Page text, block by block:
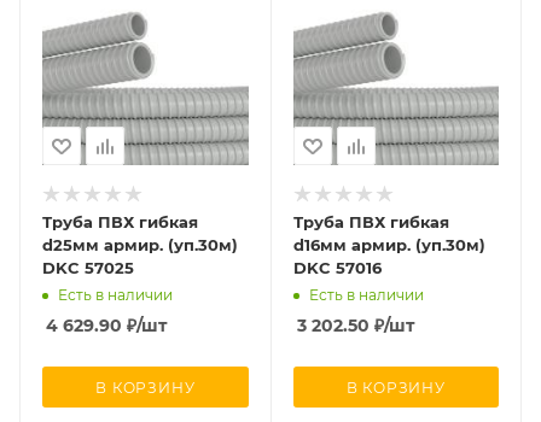
Труба ПВХ гибкая
d25мм армир. (уп.30м)
DKC 57025
Есть в наличии
4 629.90 ₽/шт
В КОРЗИНУ
Труба ПВХ гибкая
d16мм армир. (уп.30м)
DKC 57016
Есть в наличии
3 202.50 ₽/шт
В КОРЗИНУ